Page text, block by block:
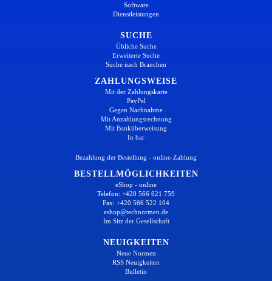
Software
Dienstleistungen
SUCHE
Übliche Suche
Erweiterte Suche
Suche nach Branchen
ZAHLUNGSWEISE
Mit der Zahlungskarte
PayPal
Gegen Nachnahme
Mit Anzahlungsrechnung
Mit Banküberweisung
In bar
Bezahlung der Bestellung - online-Zahlung
BESTELLMÖGLICHKEITEN
eShop - online
Telefon: +420 566 621 759
Fax: +420 566 522 104
eshop@technormen.de
Im Sitz der Gesellschaft
NEUIGKEITEN
Neue Normen
RSS Neuigkeiten
Bulletin